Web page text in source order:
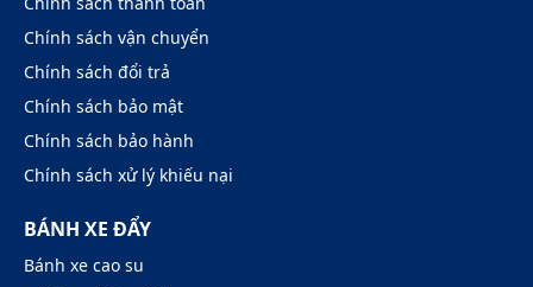
Chính sách vận chuyển
Chính sách đổi trả
Chính sách bảo mật
Chính sách bảo hành
Chính sách xử lý khiếu nại
BÁNH XE ĐẨY
Bánh xe cao su